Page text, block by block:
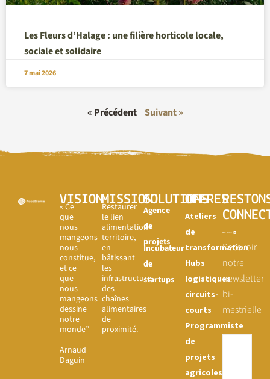
Les Fleurs d’Halage : une filière horticole locale,
sociale et solidaire
7 mai 2026
« Précédent Suivant »
VISION
« Ce
que
nous
mangeons
nous
constitue,
et ce
que
nous
mangeons
dessine
notre
monde”
–
Arnaud
Daguin
MISSION
Restaurer
le lien
alimentation-
territoire,
en
bâtissant
les
infrastructures
des
chaînes
alimentaires
de
proximité.
SOLUTIONS
Agence
de
projets
Incubateur
de
startups
OFFRES
Ateliers
de
transformation
Hubs
logistiques
circuits-
courts
Programmiste
de
projets
agricoles
Recevoir
notre
newsletter
bi-
mestrielle